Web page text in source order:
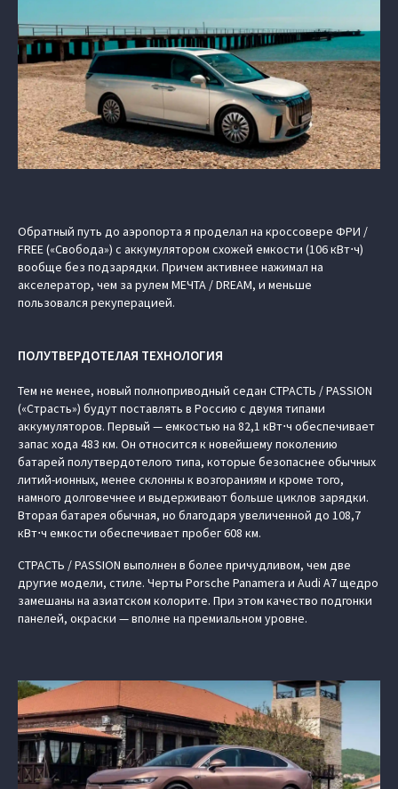
Обратный путь до аэропорта я проделал на кроссовере ФРИ /
FREE («Свобода») с аккумулятором схожей емкости (106 кВт⋅ч)
вообще без подзарядки. Причем активнее нажимал на
акселератор, чем за рулем МЕЧТА / DREAM, и меньше
пользовался рекуперацией.
ПОЛУТВЕРДОТЕЛАЯ ТЕХНОЛОГИЯ
Тем не менее, новый полноприводный седан СТРАСТЬ / PASSION
(«Страсть») будут поставлять в Россию с двумя типами
аккумуляторов. Первый — емкостью на 82,1 кВт⋅ч обеспечивает
запас хода 483 км. Он относится к новейшему поколению
батарей полутвердотелого типа, которые безопаснее обычных
литий-ионных, менее склонны к возгораниям и кроме того,
намного долговечнее и выдерживают больше циклов зарядки.
Вторая батарея обычная, но благодаря увеличенной до 108,7
кВт⋅ч емкости обеспечивает пробег 608 км.
СТРАСТЬ / PASSION выполнен в более причудливом, чем две
другие модели, стиле. Черты Porsche Panamera и Audi A7 щедро
замешаны на азиатском колорите. При этом качество подгонки
панелей, окраски — вполне на премиальном уровне.